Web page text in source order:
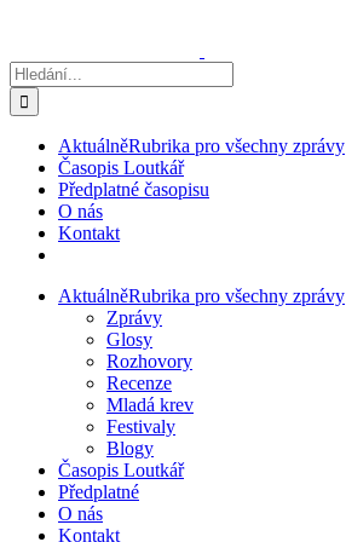
obsah
Hledat:
AktuálněRubrika pro všechny zprávy
Časopis Loutkář
Předplatné časopisu
O nás
Kontakt
AktuálněRubrika pro všechny zprávy
Zprávy
Glosy
Rozhovory
Recenze
Mladá krev
Festivaly
Blogy
Časopis Loutkář
Předplatné
O nás
Kontakt